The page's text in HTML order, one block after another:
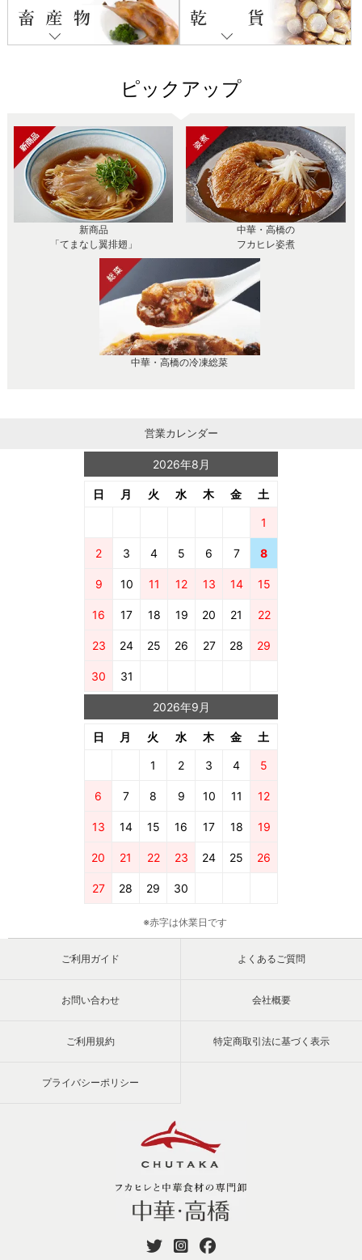
ピックアップ
新商品
「てまなし翼排翅」
中華・高橋の
フカヒレ姿煮
中華・高橋の冷凍総菜
営業カレンダー
2026年8月
日 月 火 水 木 金 土
1
2 3 4 5 6 7 8
9 10 11 12 13 14 15
16 17 18 19 20 21 22
23 24 25 26 27 28 29
30 31
2026年9月
日 月 火 水 木 金 土
1 2 3 4 5
6 7 8 9 10 11 12
13 14 15 16 17 18 19
20 21 22 23 24 25 26
27 28 29 30
※赤字は休業日です
ご利用ガイド よくあるご質問
お問い合わせ 会社概要
ご利用規約 特定商取引法に基づく表示
プライバシーポリシー